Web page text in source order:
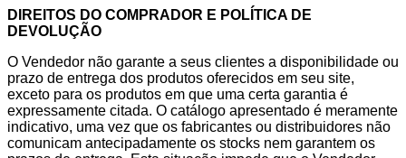
DIREITOS DO COMPRADOR E POLÍTICA DE
DEVOLUÇÃO
O Vendedor não garante a seus clientes a disponibilidade ou
prazo de entrega dos produtos oferecidos em seu site,
exceto para os produtos em que uma certa garantia é
expressamente citada. O catálogo apresentado é meramente
indicativo, uma vez que os fabricantes ou distribuidores não
comunicam antecipadamente os stocks nem garantem os